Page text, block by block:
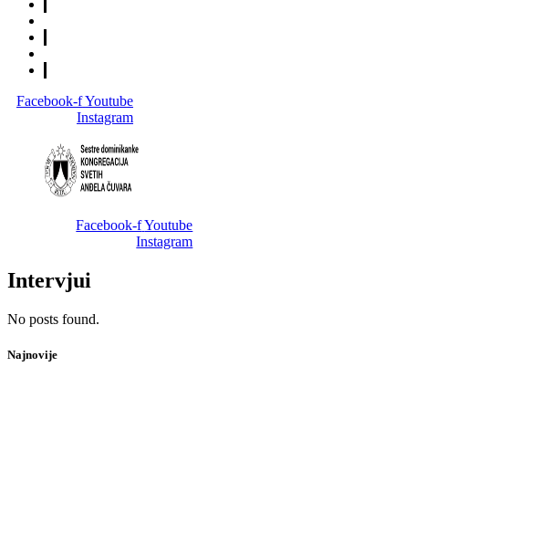
Facebook-fYoutube
Instagram
Facebook-fYoutube
Instagram
Intervjui
No posts found.
Najnovije